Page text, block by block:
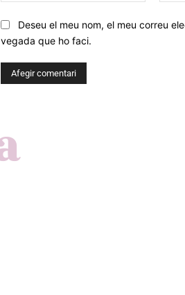
Deseu el meu nom, el meu correu
vegada que ho faci.